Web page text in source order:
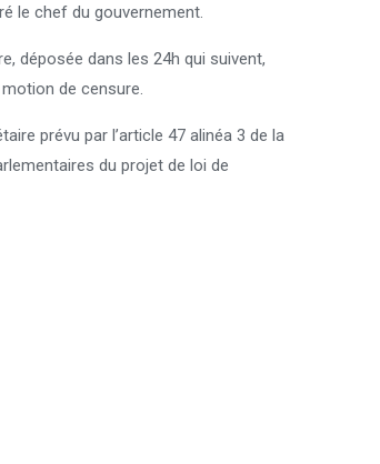
le chef du gouvernement.
déposée dans les 24h qui suivent,
de censure.
prévu par l’article 47 alinéa 3 de la
du projet de loi de